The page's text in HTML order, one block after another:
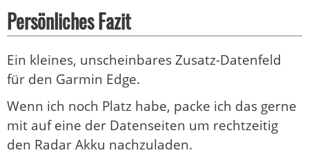
Persönliches Fazit
Ein kleines, unscheinbares Zusatz-Datenfeld
für den Garmin Edge.
Wenn ich noch Platz habe, packe ich das gerne
mit auf eine der Datenseiten um rechtzeitig
den Radar Akku nachzuladen.